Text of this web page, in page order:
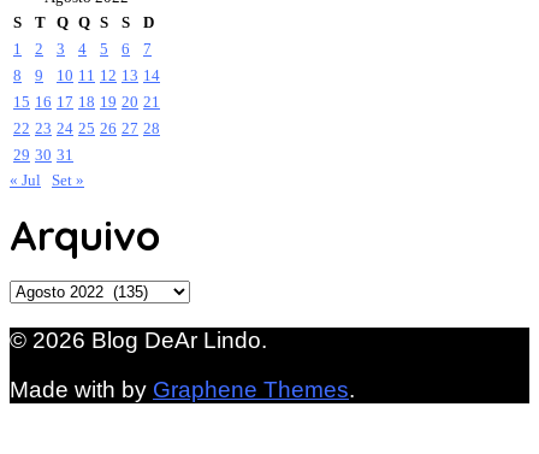
S
T Q Q S S
D
1
2 3 4 5 6
7
8
9 10 11 12 13 14
15 16 17 18 19 20 21
22 23 24 25 26 27 28
29 30 31
« Jul
Set »
Arquivo
Arquivo
© 2026 Blog DeAr Lindo.
Made with by Graphene Themes.